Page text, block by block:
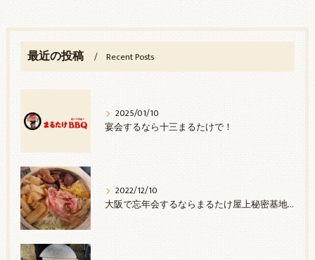
最近の投稿 Recent Posts
2025/01/10
宴会するなら十三まるたけで！
2022/12/10
大阪で忘年会するならまるたけ屋上秘密基地へ